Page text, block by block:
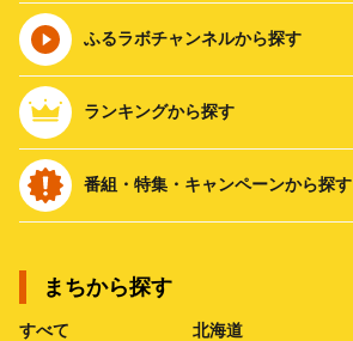
ふるラボチャンネルから探す
ランキングから探す
番組・特集・キャンペーンから探す
まちから探す
すべて 北海道